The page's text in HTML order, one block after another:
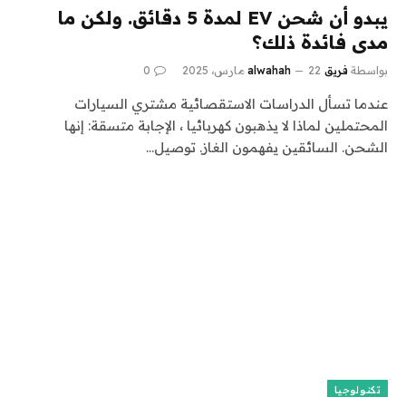
يبدو أن شحن EV لمدة 5 دقائق. ولكن ما
مدى فائدة ذلك؟
بواسطة فريق alwahah 22 مارس، 2025 0
عندما تسأل الدراسات الاستقصائية مشتري السيارات
المحتملين لماذا لا يذهبون كهربائيا ، الإجابة متسقة: إنها
الشحن. السائقين يفهمون الغاز. توصيل…
تكنولوجيا